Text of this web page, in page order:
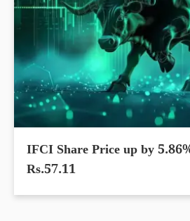
IFCI Share Price up by
Rs.57.11